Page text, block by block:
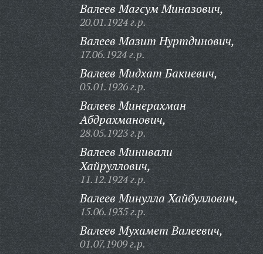
Валеев Магсум Миназович,
20.01.1924 г.р.
Валеев Мазит Нуртдинович,
17.06.1924 г.р.
Валеев Мидхат Бакиевич,
05.01.1926 г.р.
Валеев Минерахман
Абдрахманович,
28.05.1923 г.р.
Валеев Минивали
Хайруллович,
11.12.1924 г.р.
Валеев Минулла Хайбуллович,
15.06.1935 г.р.
Валеев Мухамет Валеевич,
01.07.1909 г.р.